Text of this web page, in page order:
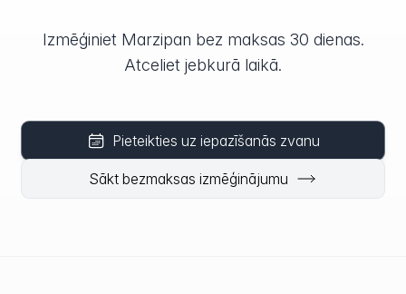
Izmēģiniet Marzipan bez maksas 30 dienas.
Atceliet jebkurā laikā.
Pieteikties uz iepazīšanās zvanu
Sākt bezmaksas izmēģinājumu